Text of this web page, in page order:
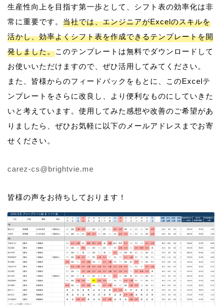
生産性向上を目指す第一歩として、シフト表の効率化は非
常に重要です。 当社では、エンジニアがExcelのスキルを
活かし、効率よくシフト表を作成できるテンプレートを開
発しました。このテンプレートは無料でダウンロードして
お使いいただけますので、ぜひ活用してみてください。
また、皆様からのフィードバックをもとに、このExcelテ
ンプレートをさらに改良し、より便利なものにしていきた
いと考えています。使用してみた感想や改善のご希望があ
りましたら、ぜひお気軽に以下のメールアドレスまでお寄
せください。
carez-cs@brightvie.me
皆様の声をお待ちしております！